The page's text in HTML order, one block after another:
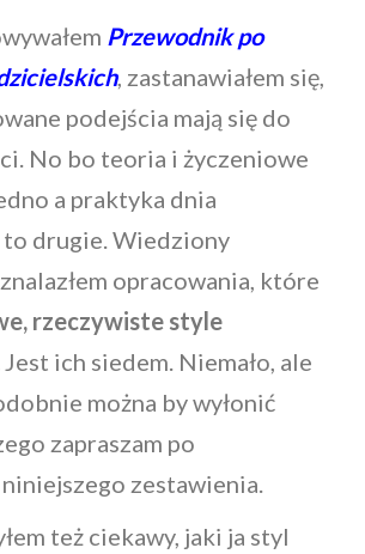
Przewodnik po
, zastanawiałem się,
podejścia mają się do
No bo teoria i życzeniowe
a praktyka dnia
drugie. Wiedziony
opracowania, które
rzeczywiste style
Jest ich siedem. Niemało, ale
można by wyłonić
zapraszam po
zestawienia.
też ciekawy, jaki ja styl